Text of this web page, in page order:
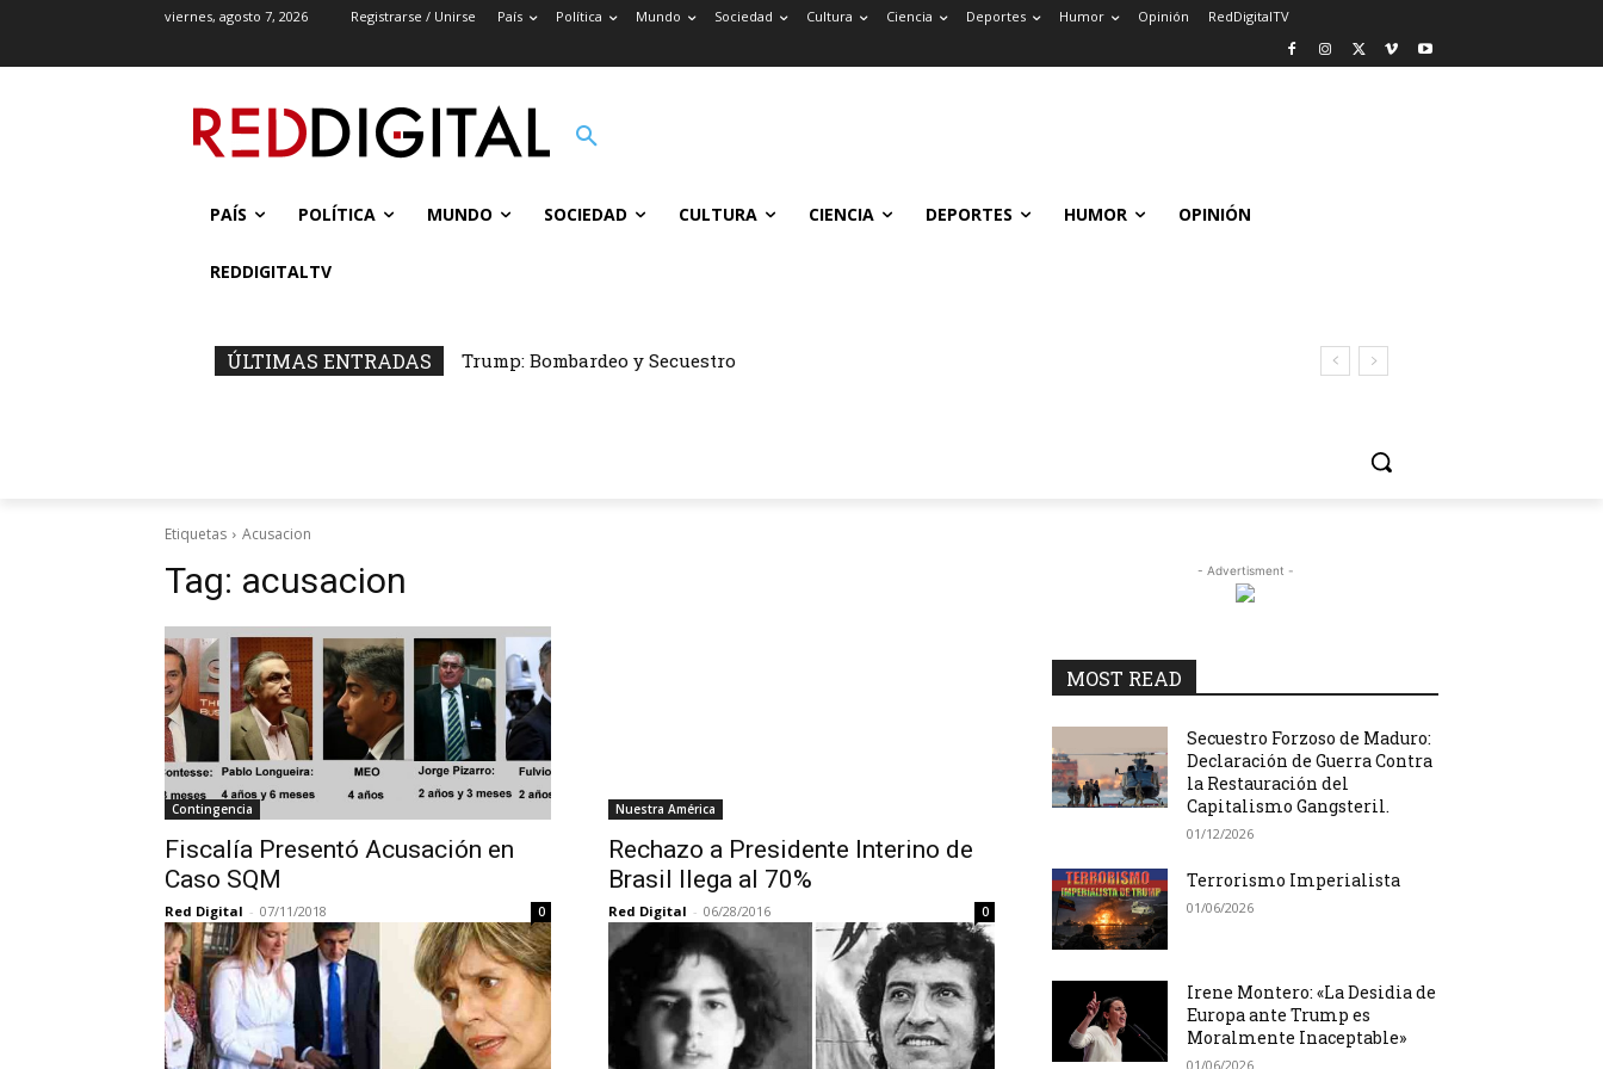
viernes, agosto 7, 2026 Registrarse / Unirse País Política Mundo Sociedad Cultura Ciencia Deportes Humor Opinión RedDigitalTV
PAÍS POLÍTICA MUNDO SOCIEDAD CULTURA CIENCIA DEPORTES HUMOR OPINIÓN
REDDIGITALTV
ÚLTIMAS ENTRADAS Trump: Bombardeo y Secuestro
Etiquetas Acusacion
Tag: acusacion
Contingencia
Fiscalía Presentó Acusación en
Caso SQM
Red Digital - 07/11/2018 0
Nuestra América
Rechazo a Presidente Interino de
Brasil llega al 70%
Red Digital - 06/28/2016 0
- Advertisment -
MOST READ
Secuestro Forzoso de Maduro:
Declaración de Guerra Contra
la Restauración del
Capitalismo Gangsteril.
01/12/2026
Terrorismo Imperialista
01/06/2026
Irene Montero: «La Desidia de
Europa ante Trump es
Moralmente Inaceptable»
01/06/2026